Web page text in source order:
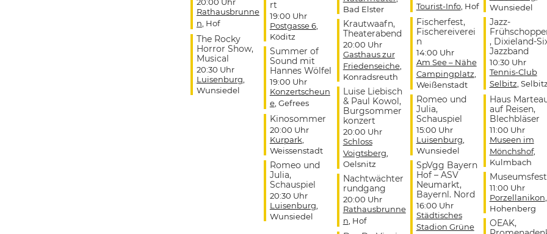
Rathausbrunne
n , Hof
The Rocky
Horror Show,
Musical
20:30 Uhr
Luisenburg
Wunsiedel
rt
19:00 Uhr
Postgasse 6,
Köditz
Summer of
Sound mit
Hannes Wölfel
19:00 Uhr
Konzertscheun
e, Gefrees
Kinosommer
20:00 Uhr
Kurpark
Weissenstadt
Romeo und
Julia,
Schauspiel
20:30 Uhr
Luisenburg
Wunsiedel
Bad Elster
Krautwaafn,
Theaterabend
20:00 Uhr
Gasthaus zur
Friedenseiche,
Konradsreuth
Luise Liebisch
& Paul Kowol,
Burgsommer
konzert
20:00 Uhr
Schloss
Voigtsberg
Oelsnitz
Nachtwächter
rundgang
20:00 Uhr
Rathausbrunne
n , Hof
Tourist-Info, Hof
Fischerfest,
Fischereiverei
n
14:00 Uhr
Am See – Nähe
Campingplatz
Weißenstadt
Romeo und
Julia,
Schauspiel
15:00 Uhr
Luisenburg
Wunsiedel
SpVgg Bayern
Hof – ASV
Neumarkt,
Bayernl. Nord
16:00 Uhr
Städtisches
Stadion Grüne
Wunsiedel
Jazz-
, Dixieland-
Jazzband
10:30 Uhr
Tennis-Club
Selbitz ,
Haus
auf Reisen,
Blechbläser
11:00 Uhr
Museen im
Mönchshof,
Kulmbach
Museumsfest
11:00 Uhr
Porzellanikon
Hohenberg
OEAK,